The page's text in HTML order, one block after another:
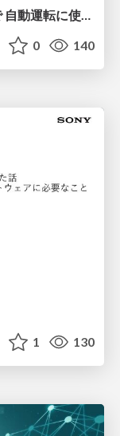
Forza Horizon 6 のテレメトリ機能で 自動運転に使えそうな学習データを集める話
0 140
1 130